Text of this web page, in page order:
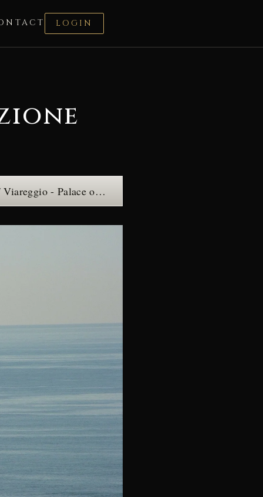
LOGIN
GAMC Lorenzo Viani - Municipal Gallery of Modern and Contemporary Art of Viareggio - Palace of the Muses — see the place →